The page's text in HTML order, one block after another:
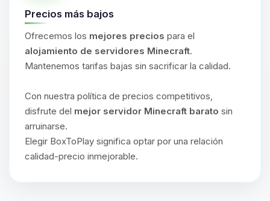
Precios más bajos
Ofrecemos los mejores precios para el
alojamiento de servidores Minecraft.
Mantenemos tarifas bajas sin sacrificar la calidad.
Con nuestra política de precios competitivos,
disfrute del mejor servidor Minecraft barato sin
arruinarse.
Elegir BoxToPlay significa optar por una relación
calidad-precio inmejorable.